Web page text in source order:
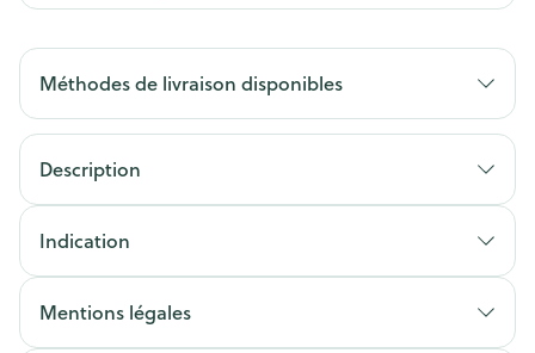
Méthodes de livraison disponibles
Description
Indication
Mentions légales